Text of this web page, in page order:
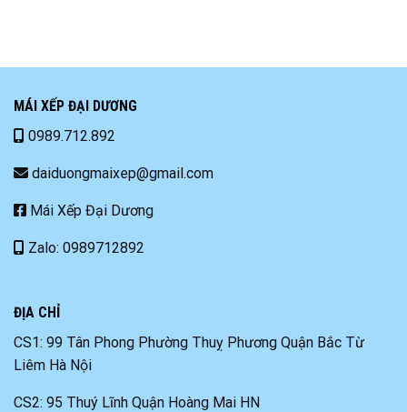
MÁI XẾP ĐẠI DƯƠNG
0989.712.892
daiduongmaixep@gmail.com
Mái Xếp Đại Dương
Zalo: 0989712892
ĐỊA CHỈ
CS1: 99 Tân Phong Phường Thuỵ Phương Quận Bắc Từ
Liêm Hà Nội
CS2: 95 Thuý Lĩnh Quận Hoàng Mai HN